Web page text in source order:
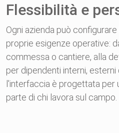
Flessibilità e
Ogni azienda può
proprie esigenze operative:
commessa o cantiere, alla
per dipendenti interni, esterni
l'interfaccia è progettata per
parte di chi lavora sul campo.